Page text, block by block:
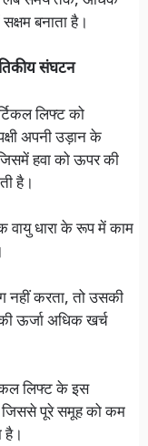
बनाता है।
संघटन
लिफ्ट को
अपनी उड़ान के
हवा को ऊपर की
है।
वायु धारा के रूप में काम
नहीं करता, तो उसकी
ऊर्जा अधिक खर्च
लिफ्ट के इस
जिससे पूरे समूह को कम
है।